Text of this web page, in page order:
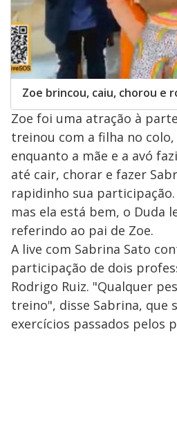
Zoe brincou, caiu, chorou e
Zoe foi uma atração à
treinou com a filha no
enquanto a mãe e a avó
até cair, chorar e fazer
rapidinho sua
mas ela está bem, o Duda
referindo ao pai de Zoe.
A live com Sabrina Sato
participação de dois
Rodrigo Ruiz. "Qualquer
treino", disse Sabrina, que
exercícios passados pelos